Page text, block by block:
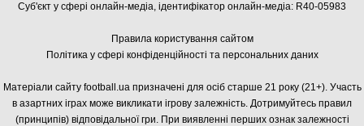
Суб'єкт у сфері онлайн-медіа, ідентифікатор онлайн-медіа: R40-05983
Правила користування сайтом
Політика у сфері конфіденційності та персональних даних
Матеріали сайту football.ua призначені для осіб старше 21 року (21+). Участь
в азартних іграх може викликати ігрову залежність. Дотримуйтесь правил
(принципів) відповідальної гри. При виявленні перших ознак залежності